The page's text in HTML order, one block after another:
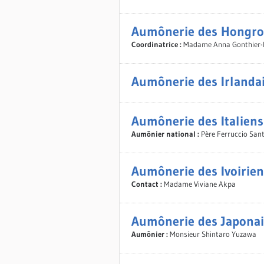
Aumônerie des
Coordinatrice :Madame Anna
Aumônerie des
Aumônerie des Italiens
Aumônier national : Père Ferruccio Sant
Aumônerie des
Contact :Madame Viviane Akpa
Aumônerie des
Aumônier :Monsieur Shintaro Yuzawa